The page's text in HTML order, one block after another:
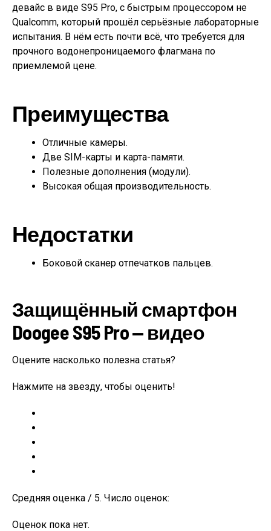
девайс в виде S95 Pro, с быстрым процессором не
Qualcomm, который прошёл серьёзные лабораторные
испытания. В нём есть почти всё, что требуется для
прочного водонепроницаемого флагмана по
приемлемой цене.
Преимущества
Отличные камеры.
Две SIM-карты и карта-памяти.
Полезные дополнения (модули).
Высокая общая производительность.
Недостатки
Боковой сканер отпечатков пальцев.
Защищённый смартфон
Doogee S95 Pro — видео
Оцените насколько полезна статья?
Нажмите на звезду, чтобы оценить!
Средняя оценка / 5. Число оценок:
Оценок пока нет.